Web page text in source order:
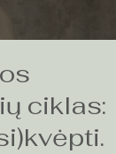
ciklas: